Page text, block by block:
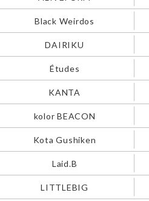
Black Weirdos
DAIRIKU
Études
KANTA
kolor BEACON
Kota Gushiken
Laid.B
LITTLEBIG